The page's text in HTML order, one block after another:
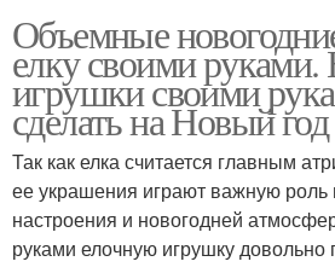
Объемные
елку своими руками.
игрушки своими
сделать на Новый год
Так как елка считается главным
ее украшения играют важную роль
настроения и новогодней
руками елочную игрушку довольно